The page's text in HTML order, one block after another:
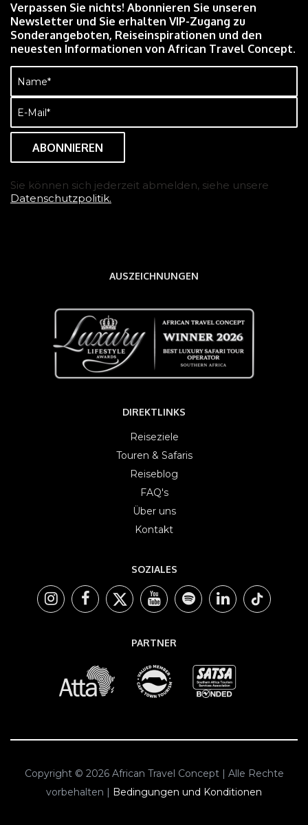
Verpassen Sie nichts! Abonnieren Sie unseren
Newsletter und Sie erhalten VIP-Zugang zu
Sonderangeboten, Reiseinspirationen und den
neuesten Informationen von African Travel Concept.
Name
(erforderlich)
E-
Mail
(erforderlich)
Sie können sich jederzeit abmelden, siehe unsere
Datenschutzpolitik.
AUSZEICHNUNGEN
DIREKTLINKS
Reiseziele
Touren & Safaris
Reiseblog
FAQ's
Über uns
Kontakt
SOZIALES
PARTNER
Copyright © 2026 African Travel Concept | Alle Rechte
vorbehalten | Bedingungen und Konditionen